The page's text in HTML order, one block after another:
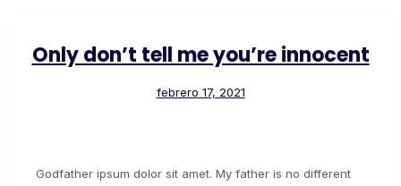
Only don’t tell me you’re innocent
febrero 17, 2021
Godfather ipsum dolor sit amet. My father is no different